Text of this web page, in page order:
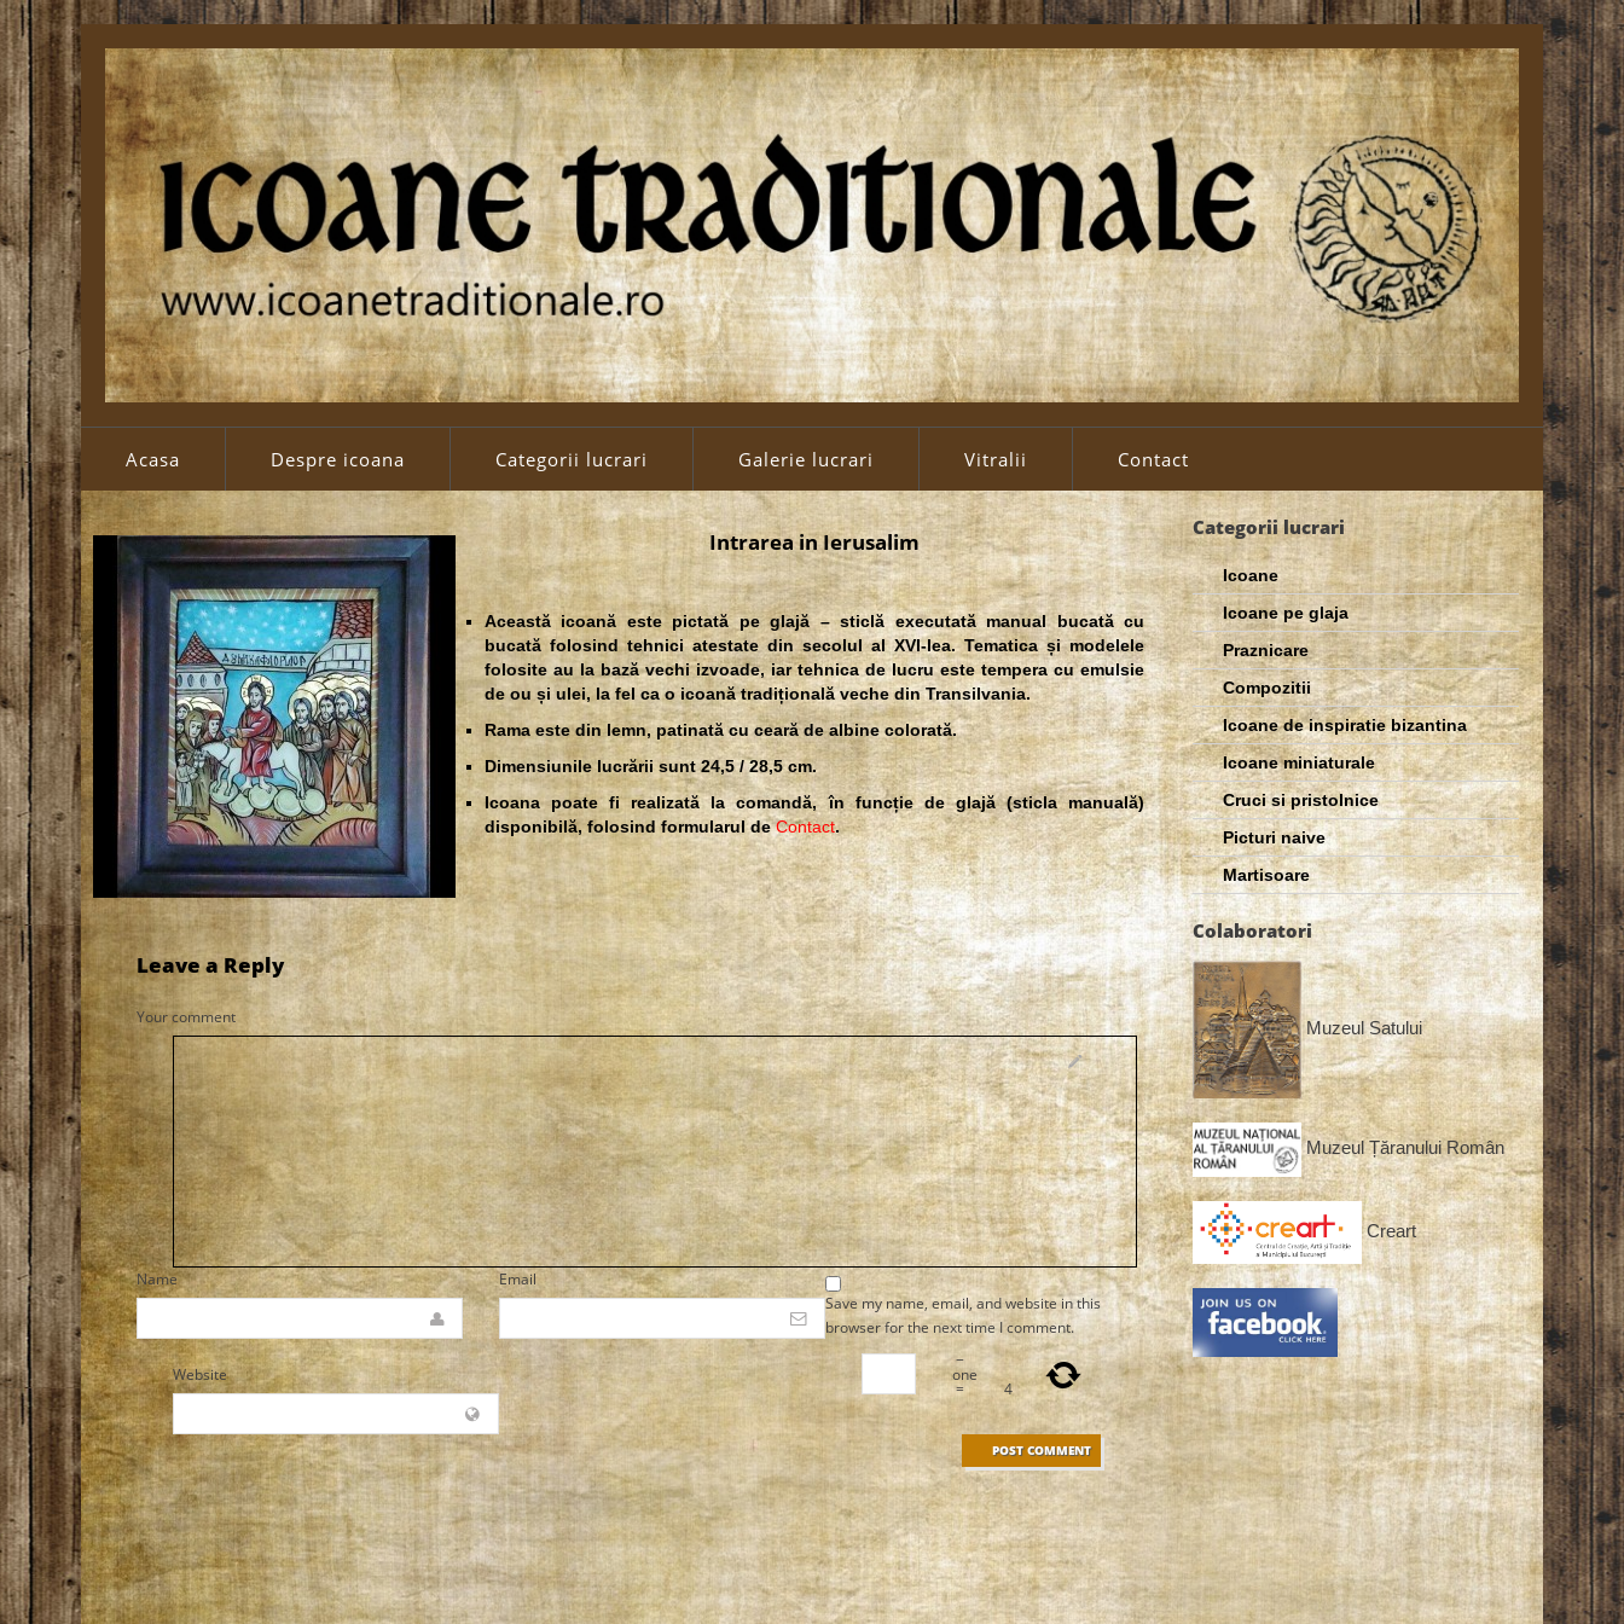
Acasa Despre icoana Categorii lucrari Galerie lucrari Vitralii Contact
Intrarea in Ierusalim
Această icoană este pictată pe glajă – sticlă executată manual bucată cu
bucată folosind tehnici atestate din secolul al XVI-lea. Tematica și modelele
folosite au la bază vechi izvoade, iar tehnica de lucru este tempera cu emulsie
de ou și ulei, la fel ca o icoană tradițională veche din Transilvania.
Rama este din lemn, patinată cu ceară de albine colorată.
Dimensiunile lucrării sunt 24,5 / 28,5 cm.
Icoana poate fi realizată la comandă, în funcție de glajă (sticla manuală)
disponibilă, folosind formularul deContact.
Leave a Reply
Your comment
Name Email
Website
Save my name, email, and website in this
browser for the next time I comment.
−
one
= 4
Categorii lucrari
Icoane
Icoane pe glaja
Praznicare
Compozitii
Icoane de inspiratie bizantina
Icoane miniaturale
Cruci si pristolnice
Picturi naive
Martisoare
Colaboratori
Muzeul Satului
Muzeul Țăranului Român
Creart